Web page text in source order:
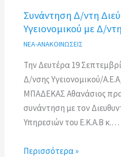
Συνάντηση Δ/ντη
Υγειονομικού με Δ/
ΝΕΑ-ΑΝΑΚΟΙΝΩΣΕΙΣ
Την Δευτέρα 19
Δ/νσης Υγειονομικού/
ΜΠΑΔΕΚΑΣ Αθανάσιος
συνάντηση με τον
Υπηρεσιών του Ε.Κ.Α.Β κ.…
Περισσότερα »